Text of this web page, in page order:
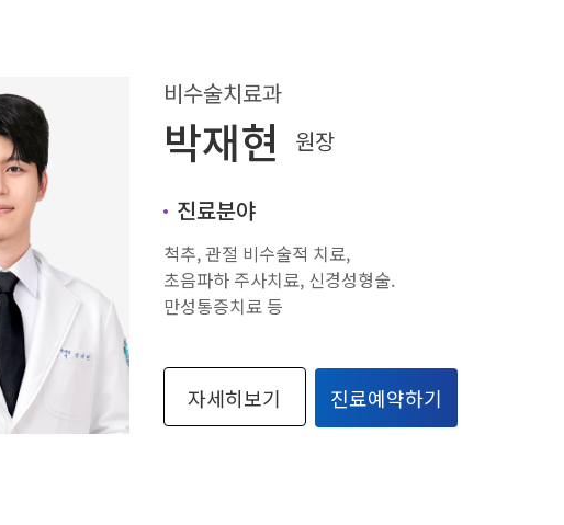
비수술치료과
박재현 원장
진료분야
척추, 관절 비수술적 치료,
초음파하 주사치료, 신경성형술.
만성통증치료 등
자세히보기 진료예약하기